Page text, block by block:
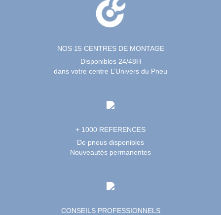
NOS 15 CENTRES DE MONTAGE
Disponibles 24/48H
dans votre centre L’Univers du Pneu
+ 1000 REFERENCES
De pneus disponibles
Nouveautés permanentes
CONSEILS PROFESSIONNELS